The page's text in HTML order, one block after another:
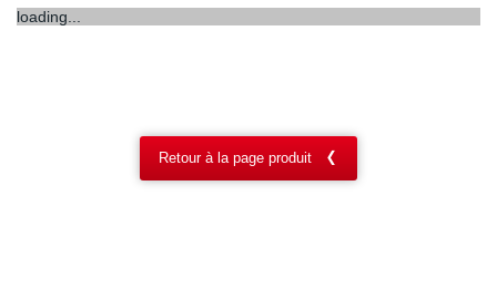
loading...
Retour à la page produit